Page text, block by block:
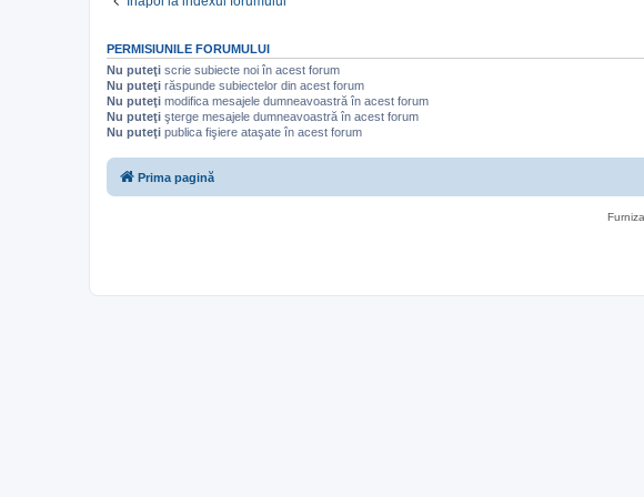
PERMISIUNILE FORUMULUI
Nu puteţi scrie subiecte noi în acest forum
Nu puteţi răspunde subiectelor din acest forum
Nu puteţi modifica mesajele dumneavoastră în acest forum
Nu puteţi şterge mesajele dumneavoastră în acest forum
Nu puteţi publica fişiere ataşate în acest forum
Prima pagină